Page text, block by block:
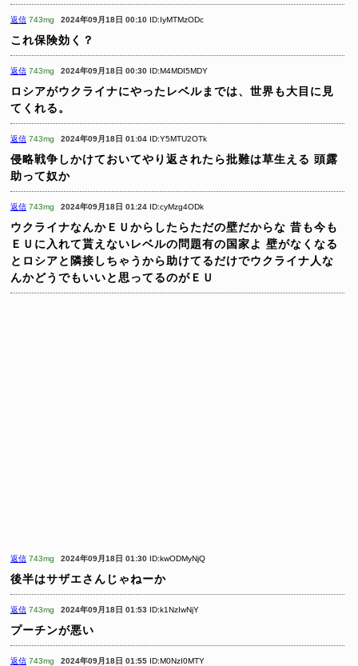
返信 743mg 2024年09月18日 00:10 ID:IyMTMzODc
これ保険効く？
返信 743mg 2024年09月18日 00:30 ID:M4MDI5MDY
ロシアがウクライナにやったレベルまでは、世界も大目に見
てくれる。
返信 743mg 2024年09月18日 01:04 ID:Y5MTU2OTk
侵略戦争しかけておいてやり返されたら批難は草生える 頭露
助って奴か
返信 743mg 2024年09月18日 01:24 ID:cyMzg4ODk
ウクライナなんかＥＵからしたらただの壁だからな 昔も今も
ＥＵに入れて貰えないレベルの問題有の国家よ 壁がなくなる
とロシアと隣接しちゃうから助けてるだけでウクライナ人な
んかどうでもいいと思ってるのがＥＵ
返信 743mg 2024年09月18日 01:30 ID:kwODMyNjQ
後半はサザエさんじゃねーか
返信 743mg 2024年09月18日 01:53 ID:k1NzIwNjY
プーチンが悪い
返信 743mg 2024年09月18日 01:55 ID:M0NzI0MTY